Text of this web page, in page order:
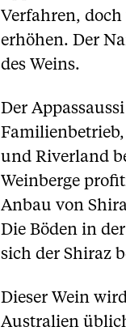
Verfahren,
erhöhen. Der
des Weins.
Der
und Riverland
Weinberge
Anbau von
Die Böden in
sich der Shiraz
Dieser Wein
Australien